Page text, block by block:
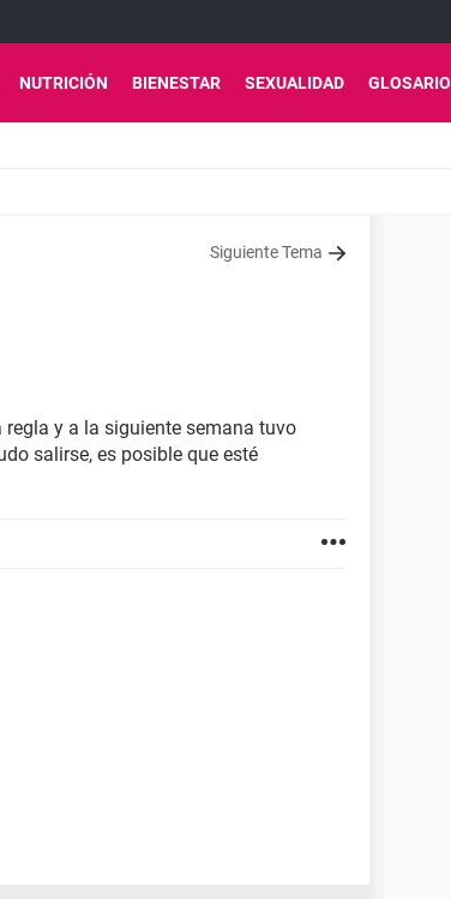
NUTRICIÓN BIENESTAR SEXUALIDAD GLOSARIO
Siguiente Tema
y a la siguiente semana tuvo
salirse, es posible que esté